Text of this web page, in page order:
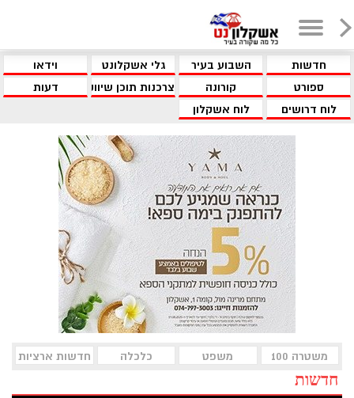
חדשות השבוע בעיר גלי אשקלונט
וידאו
ספורט
קורונה צרכנות תוכן שיווקי
דעות
לוח דרושים
לוח אשקלון
משטרה 100 משפט כלכלה חדשות ארציות
חדשות